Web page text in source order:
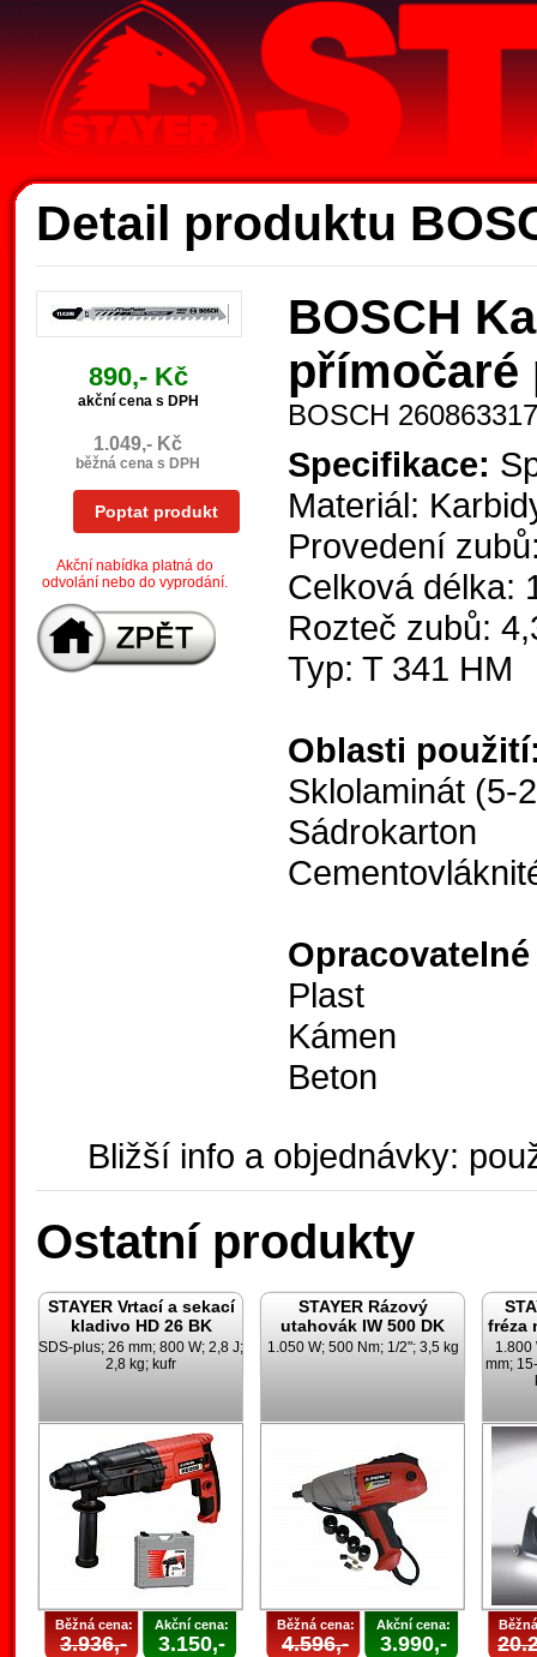
Detail produktu
890,- Kč
akční cena s DPH
1.049,- Kč
běžná cena s DPH
Poptat produkt
Akční nabídka platná do
odvolání nebo do vyprodání.
BOSCH
přímočaré
BOSCH
Specifikace:
Materiál:
Provedení
Celková délka:
Rozteč zubů:
Typ: T 341 HM
Oblasti
Sklolaminát (5-
Sádrokarton
Plast
Kámen
Beton
Bližší info a objednávky:
Ostatní produkty
STAYER Vrtací a sekací
kladivo HD 26 BK
SDS-plus; 26 mm; 800 W; 2,8 J;
2,8 kg; kufr
Běžná cena:
3.936,-
Akční cena:
3.150,-
STAYER Rázový
utahovák IW 500 DK
1.050 W; 500 Nm; 1/2"; 3,5 kg
Běžná cena:
4.596,-
Akční cena:
3.990,-
fréza
1.800
mm;